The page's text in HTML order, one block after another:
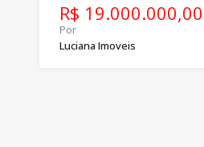
R$ 19.000.000,00
Por
Luciana Imoveis